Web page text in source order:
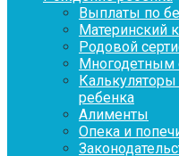
Выплаты по
Материнский
Родовой
Многодетным
ребенка
Алименты
Опека и